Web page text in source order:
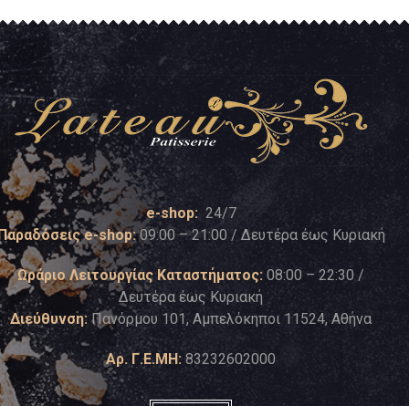
e-shop: 24/7
e-shop:09:00 – 21:00 / Δευτέρα έως Κυριακή
Ωράριο Λειτουργίας Καταστήματος: 08:00 – 22:30 /
Δευτέρα έως Κυριακή
Διεύθυνση: Πανόρμου 101, Αμπελόκηποι 11524, Αθήνα
Αρ. Γ.Ε.ΜΗ: 83232602000